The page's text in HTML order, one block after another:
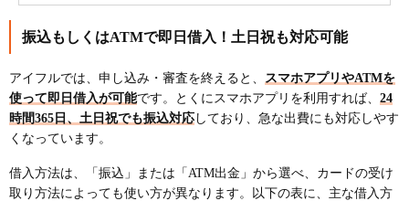
振込もしくはATMで即日借入！土日祝も対応可能
アイフルでは、申し込み・審査を終えると、
スマホアプリやATMを
使って即日借入が可能です。とくにスマホアプリを利用すれば、 24
時間365日、土日祝でも振込対応 しており、急な出費にも対応しやす
くなっています。
借入方法は、「振込」または「ATM出金」から選べ、カードの受け
取り方法によっても使い方が異なります。以下の表に、主な借入方